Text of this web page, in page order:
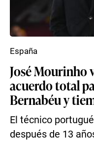
José Mourinho
acuerdo total
Bernabéu y
El técnico
después de 13
España